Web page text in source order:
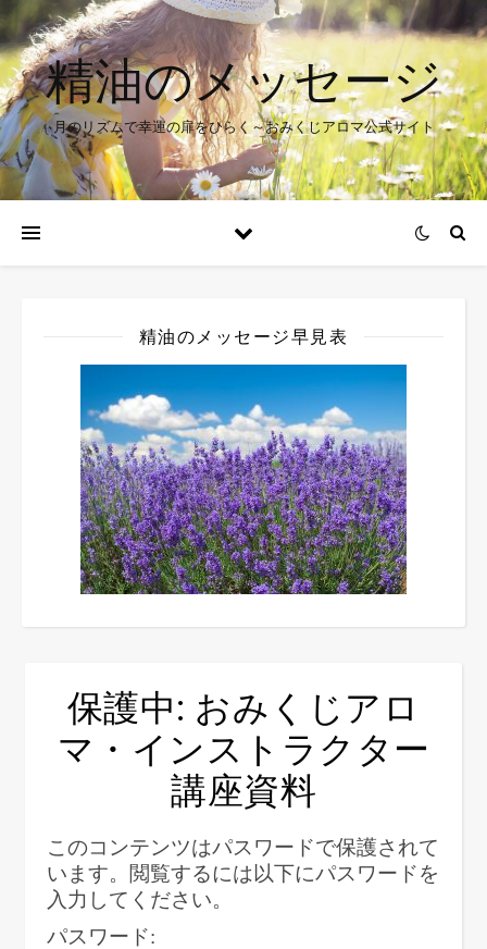
精油のメッセージ
月のリズムで幸運の扉をひらく～おみくじアロマ公式サイト
精油のメッセージ早見表
保護中: おみくじアロ
マ・インストラクター
講座資料
このコンテンツはパスワードで保護されて
います。閲覧するには以下にパスワードを
入力してください。
パスワード: